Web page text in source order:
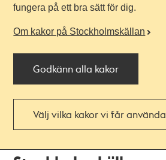
fungera på ett bra sätt för dig.
Om kakor på Stockholmskällan
Godkänn alla kakor
Välj vilka kakor vi får använda